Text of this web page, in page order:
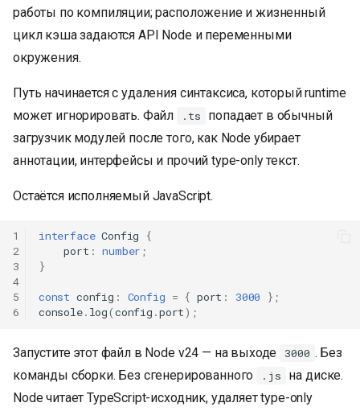
работы по компиляции; расположение и жизненный
цикл кэша задаются API Node и переменными
окружения.
Путь начинается с удаления синтаксиса, который runtime
может игнорировать. Файл
.ts
попадает в обычный
загрузчик модулей после того, как Node убирает
аннотации, интерфейсы и прочий type-only текст.
Остаётся исполняемый JavaScript.
1
2
3
4
5
6
interface Config
{
port : number ;
}
const config : Config = { port : 3000
};
console. log(config .port);
Запустите этот файл в Node v24 — на выходе 3000 . Без
команды сборки. Без сгенерированного
.js
на диске.
Node читает TypeScript-исходник, удаляет type-only